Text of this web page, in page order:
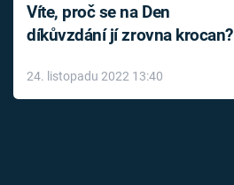
Víte, proč se na Den
díkůvzdání jí zrovna krocan?
24. listopadu 2022 13:40